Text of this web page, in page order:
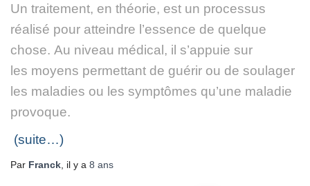
Un traitement, en théorie, est un processus
réalisé pour atteindre l’essence de quelque
chose. Au niveau médical, il s’appuie sur
les moyens permettant de guérir ou de soulager
les maladies ou les symptômes qu’une maladie
provoque.
(suite…)
Par Franck , il y a 8 ans